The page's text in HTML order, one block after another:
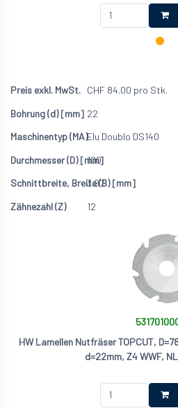
CHF 84.00 pro Stk.
22
Elu Doublo DS140
100
3.97
12
HW Lamellen Nutfräser TOPCUT,
d=22mm, Z4 WWF,